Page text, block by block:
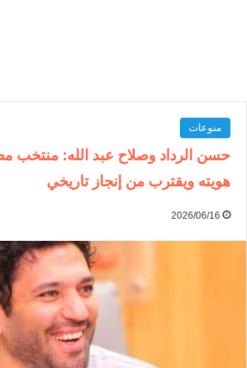
منوعات
حسن الرداد وصلاح عبد الله: منتخب
هويته ويقترب من إنجاز تاريخي
2026/06/16